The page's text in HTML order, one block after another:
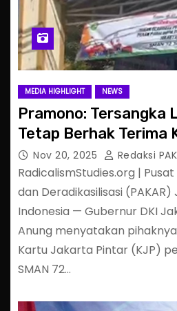
MEDIA HIGHLIGHT NEWS
Pramono: Tersangka
Tetap Berhak Terima
Nov 20, 2025 Redaksi
RadicalismStudies.org |
dan Deradikasilisasi (PAKAR)
Indonesia — Gubernur DKI
Anung menyatakan
Kartu Jakarta Pintar (KJP)
SMAN 72…